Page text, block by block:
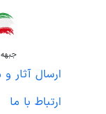
جبهه
ارسال آثار
ارتباط با ما